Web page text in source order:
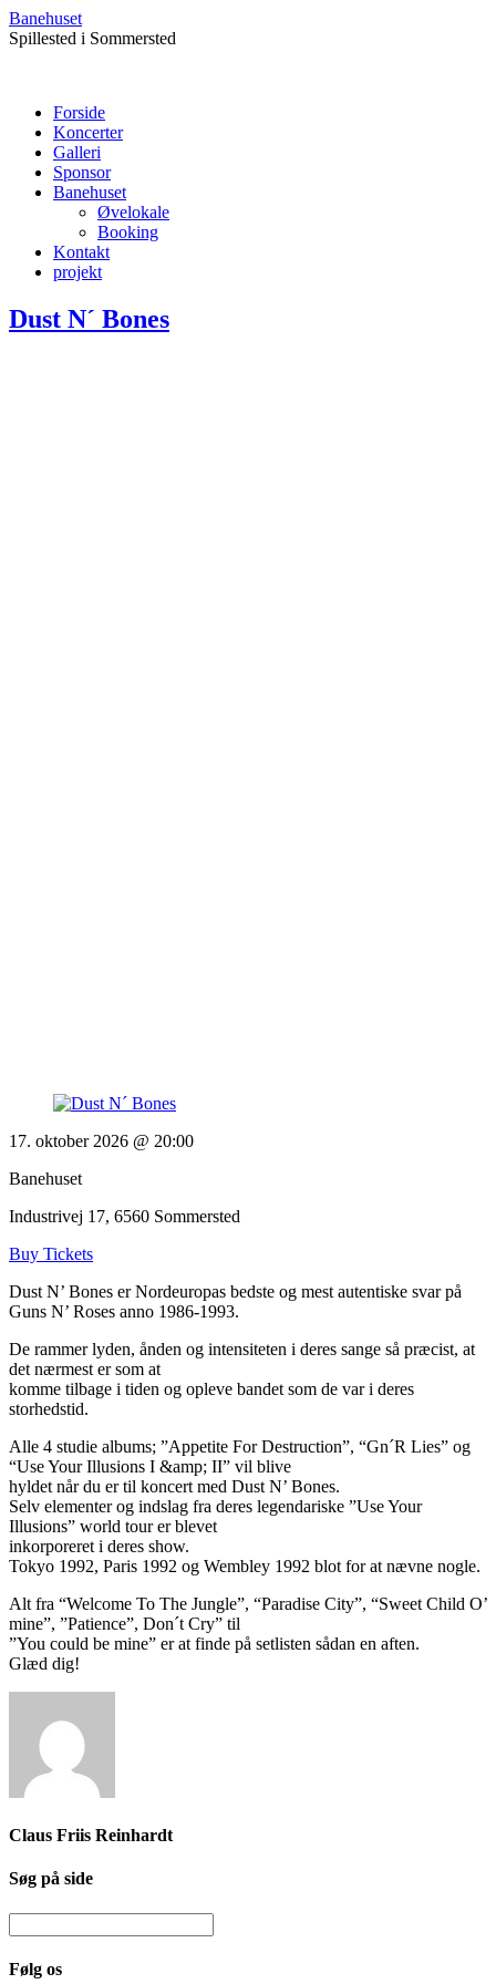
Banehuset
Spillested i Sommersted
Forside
Koncerter
Galleri
Sponsor
Banehuset
Øvelokale
Booking
Kontakt
projekt
Dust N´ Bones
17. oktober 2026 @ 20:00
Banehuset
Industrivej 17, 6560 Sommersted
Buy Tickets
Dust N’ Bones er Nordeuropas bedste og mest autentiske svar på
Guns N’ Roses anno 1986-1993.
De rammer lyden, ånden og intensiteten i deres sange så præcist, at
det nærmest er som at
komme tilbage i tiden og opleve bandet som de var i deres
storhedstid.
Alle 4 studie albums; ”Appetite For Destruction”, “Gn´R Lies” og
“Use Your Illusions I &amp; II” vil blive
hyldet når du er til koncert med Dust N’ Bones.
Selv elementer og indslag fra deres legendariske ”Use Your
Illusions” world tour er blevet
inkorporeret i deres show.
Tokyo 1992, Paris 1992 og Wembley 1992 blot for at nævne nogle.
Alt fra “Welcome To The Jungle”, “Paradise City”, “Sweet Child O’
mine”, ”Patience”, Don´t Cry” til
”You could be mine” er at finde på setlisten sådan en aften.
Glæd dig!
Claus Friis Reinhardt
Søg på side
Følg os